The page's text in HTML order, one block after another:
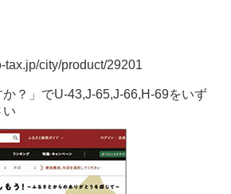
tax.jp/city/product/29201
？」でU-43,J-65,J-66,H-69をいず
い